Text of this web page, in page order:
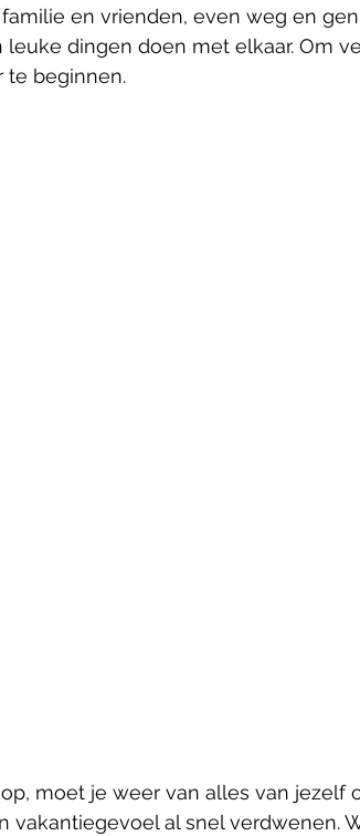
en vrienden, even weg en
dingen doen met elkaar. Om
te beginnen.
moet je weer van alles van jezelf
vakantiegevoel al snel verdwenen.